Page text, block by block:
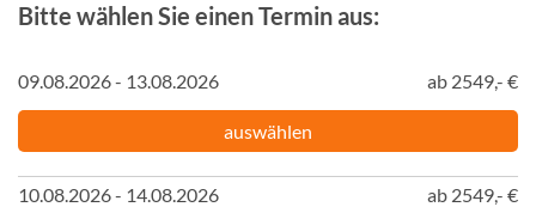
Bitte wählen Sie einen Termin aus:
09.08.2026 - 13.08.2026 ab 2549,- €
auswählen
10.08.2026 - 14.08.2026 ab 2549,- €